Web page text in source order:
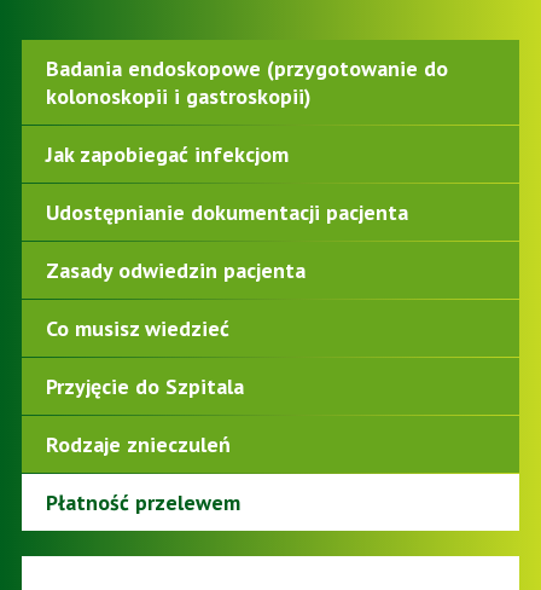
Badania endoskopowe (przygotowanie do
kolonoskopii i gastroskopii)
Jak zapobiegać infekcjom
Udostępnianie dokumentacji pacjenta
Zasady odwiedzin pacjenta
Co musisz wiedzieć
Przyjęcie do Szpitala
Rodzaje znieczuleń
Płatność przelewem